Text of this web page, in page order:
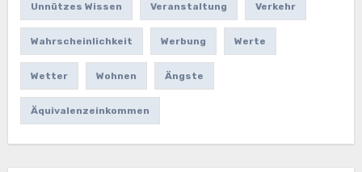
Unnützes Wissen Veranstaltung Verkehr
Wahrscheinlichkeit Werbung Werte
Wetter Wohnen Ängste
Äquivalenzeinkommen